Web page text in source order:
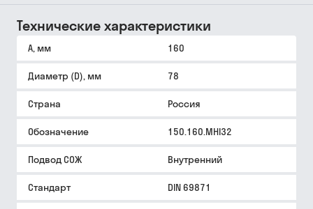
Технические характеристики
A, мм 160
Диаметр (D), мм 78
Страна Россия
Обозначение 150.160.MHI32
Подвод СОЖ Внутренний
Стандарт DIN 69871